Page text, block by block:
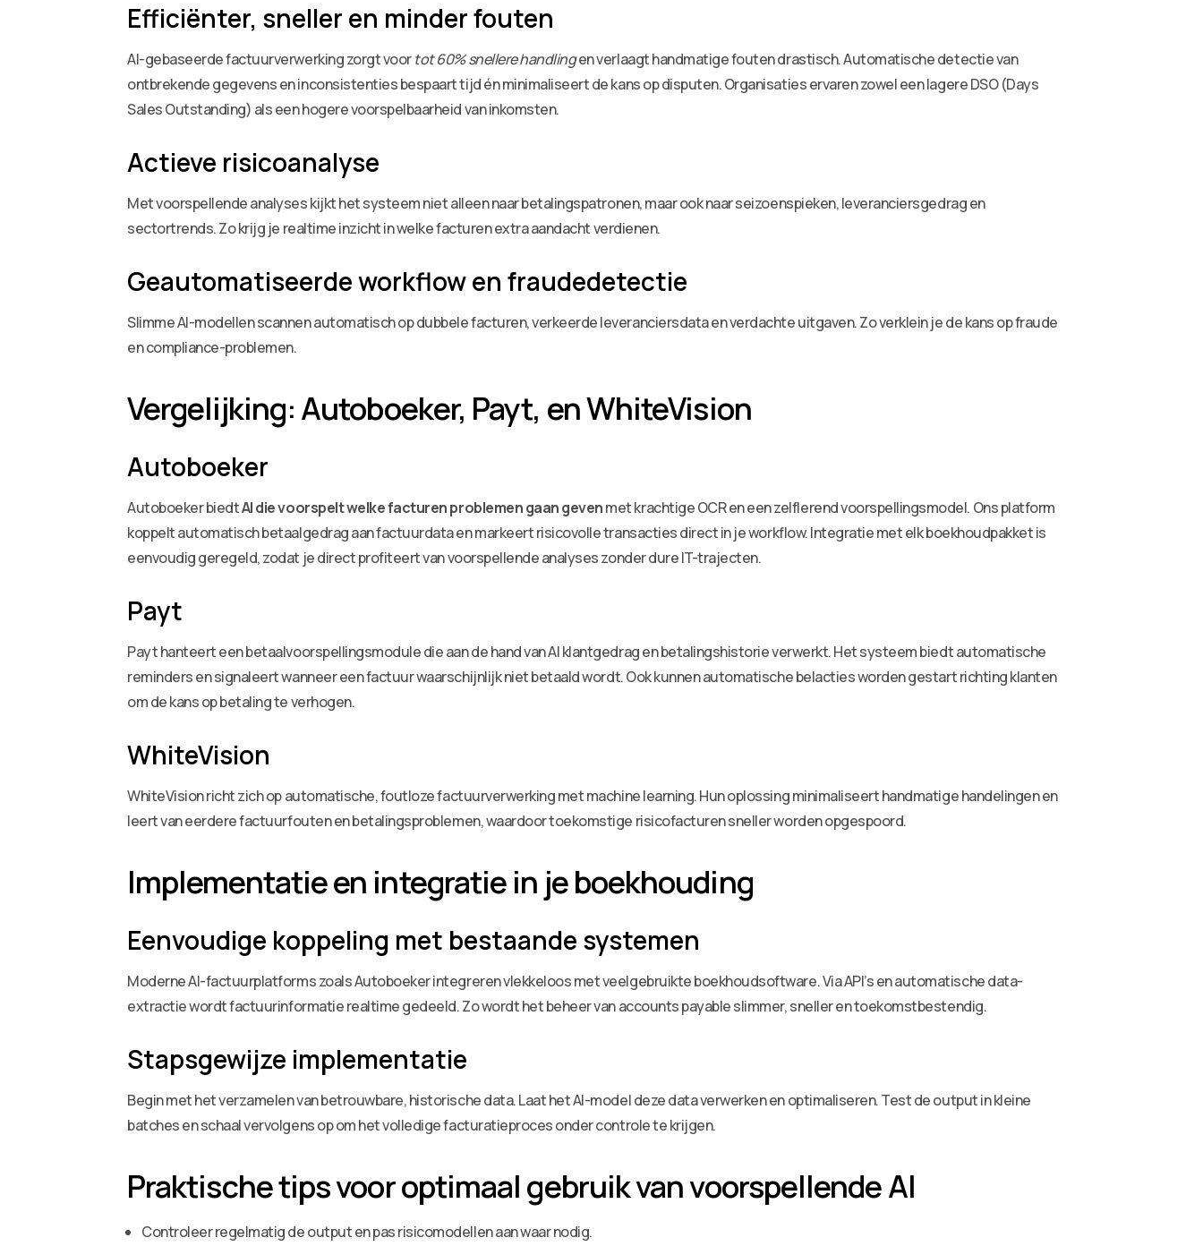
Efficiënter, sneller en minder fouten
AI-gebaseerde factuurverwerking zorgt voortot 60% snellere handlingen verlaagt handmatige fouten drastisch. Automatische detectie van
ontbrekende gegevens en inconsistenties bespaart tijd én minimaliseert de kans op disputen. Organisaties ervaren zowel een lagere DSO (Days
Sales Outstanding) als een hogere voorspelbaarheid van inkomsten.
Actieve risicoanalyse
Met voorspellende analyses kijkt het systeem niet alleen naar betalingspatronen, maar ook naar seizoenspieken, leveranciersgedrag en
sectortrends. Zo krijg je realtime inzicht in welke facturen extra aandacht verdienen.
Geautomatiseerde workflow en fraudedetectie
Slimme AI-modellen scannen automatisch op dubbele facturen, verkeerde leveranciersdata en verdachte uitgaven. Zo verklein je de kans op fraude
en compliance-problemen.
Vergelijking: Autoboeker, Payt, en WhiteVision
Autoboeker
Autoboeker biedtAI die voorspelt welke facturen problemen gaan gevenmet krachtige OCR en een zelflerend voorspellingsmodel. Ons platform
koppelt automatisch betaalgedrag aan factuurdata en markeert risicovolle transacties direct in je workflow. Integratie met elk boekhoudpakket is
eenvoudig geregeld, zodat je direct profiteert van voorspellende analyses zonder dure IT-trajecten.
Payt
Payt hanteert een betaalvoorspellingsmodule die aan de hand van AI klantgedrag en betalingshistorie verwerkt. Het systeem biedt automatische
reminders en signaleert wanneer een factuur waarschijnlijk niet betaald wordt. Ook kunnen automatische belacties worden gestart richting klanten
om de kans op betaling te verhogen.
WhiteVision
WhiteVision richt zich op automatische, foutloze factuurverwerking met machine learning. Hun oplossing minimaliseert handmatige handelingen en
leert van eerdere factuurfouten en betalingsproblemen, waardoor toekomstige risicofacturen sneller worden opgespoord.
Implementatie en integratie in je boekhouding
Eenvoudige koppeling met bestaande systemen
Moderne AI-factuurplatforms zoals Autoboeker integreren vlekkeloos met veelgebruikte boekhoudsoftware. Via API’s en automatische data-
extractie wordt factuurinformatie realtime gedeeld. Zo wordt het beheer van accounts payable slimmer, sneller en toekomstbestendig.
Stapsgewijze implementatie
Begin met het verzamelen van betrouwbare, historische data. Laat het AI-model deze data verwerken en optimaliseren. Test de output in kleine
batches en schaal vervolgens op om het volledige facturatieproces onder controle te krijgen.
Praktische tips voor optimaal gebruik van voorspellende AI
Controleer regelmatig de output en pas risicomodellen aan waar nodig.